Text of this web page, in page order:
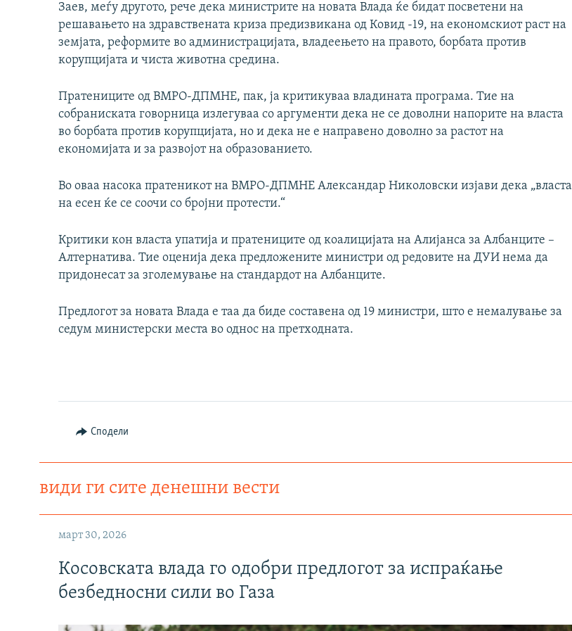
Заев, меѓу другото, рече дека министрите на новата Влада ќе бидат посветени на
решавањето на здравствената криза предизвикана од Ковид -19, на економскиот раст на
земјата, реформите во администрацијата, владеењето на правото, борбата против
корупцијата и чиста животна средина.
Пратениците од ВМРО-ДПМНЕ, пак, ја критикуваа владината програма. Тие на
собраниската говорница излегуваа со аргументи дека не се доволни напорите на власта
во борбата против корупцијата, но и дека не е направено доволно за растот на
економијата и за развојот на образованието.
Во оваа насока пратеникот на ВМРО-ДПМНЕ Александар Николовски изјави дека „власта
на есен ќе се соочи со бројни протести.“
Критики кон власта упатија и пратениците од коалицијата на Алијанса за Албанците –
Алтернатива. Тие оценија дека предложените министри од редовите на ДУИ нема да
придонесат за зголемување на стандардот на Албанците.
Предлогот за новата Влада е таа да биде составена од 19 министри, што е немалување за
седум министерски места во однос на претходната.
Сподели
види ги сите денешни вести
март 30, 2026
Косовската влада го одобри предлогот за испраќање
безбедносни сили во Газа